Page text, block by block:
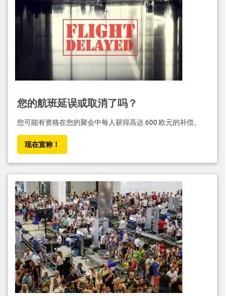
您的航班延误或取消了吗？
您可能有资格在您的聚会中每人获得高达 600 欧元的补偿。
现在宣称！